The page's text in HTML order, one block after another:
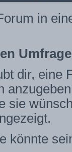
in
Umfrage
dir, eine
sie
könnte